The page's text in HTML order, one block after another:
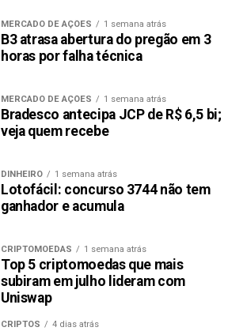
MERCADO DE AÇÕES 1 semana atrás
B3 atrasa abertura do pregão em 3
horas por falha técnica
MERCADO DE AÇÕES 1 semana atrás
Bradesco antecipa JCP de R$ 6,5 bi;
veja quem recebe
DINHEIRO 1 semana atrás
Lotofácil: concurso 3744 não tem
ganhador e acumula
CRIPTOMOEDAS 1 semana atrás
Top 5 criptomoedas que mais
subiram em julho lideram com
Uniswap
CRIPTOS 4 dias atrás